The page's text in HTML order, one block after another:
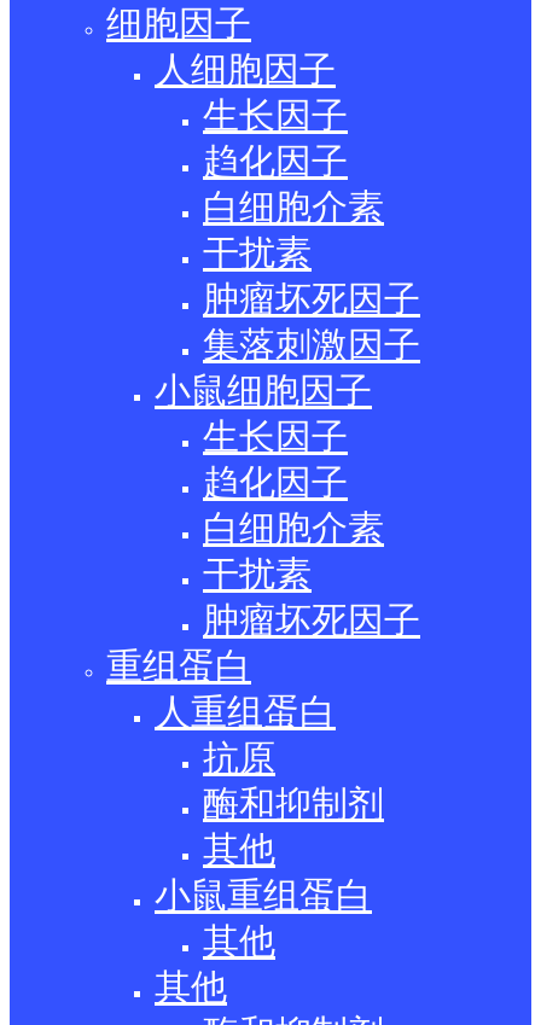
细胞因子
人细胞因子
生长因子
趋化因子
白细胞介素
干扰素
肿瘤坏死因子
集落刺激因子
小鼠细胞因子
生长因子
趋化因子
白细胞介素
干扰素
肿瘤坏死因子
重组蛋白
人重组蛋白
抗原
酶和抑制剂
其他
小鼠重组蛋白
其他
其他